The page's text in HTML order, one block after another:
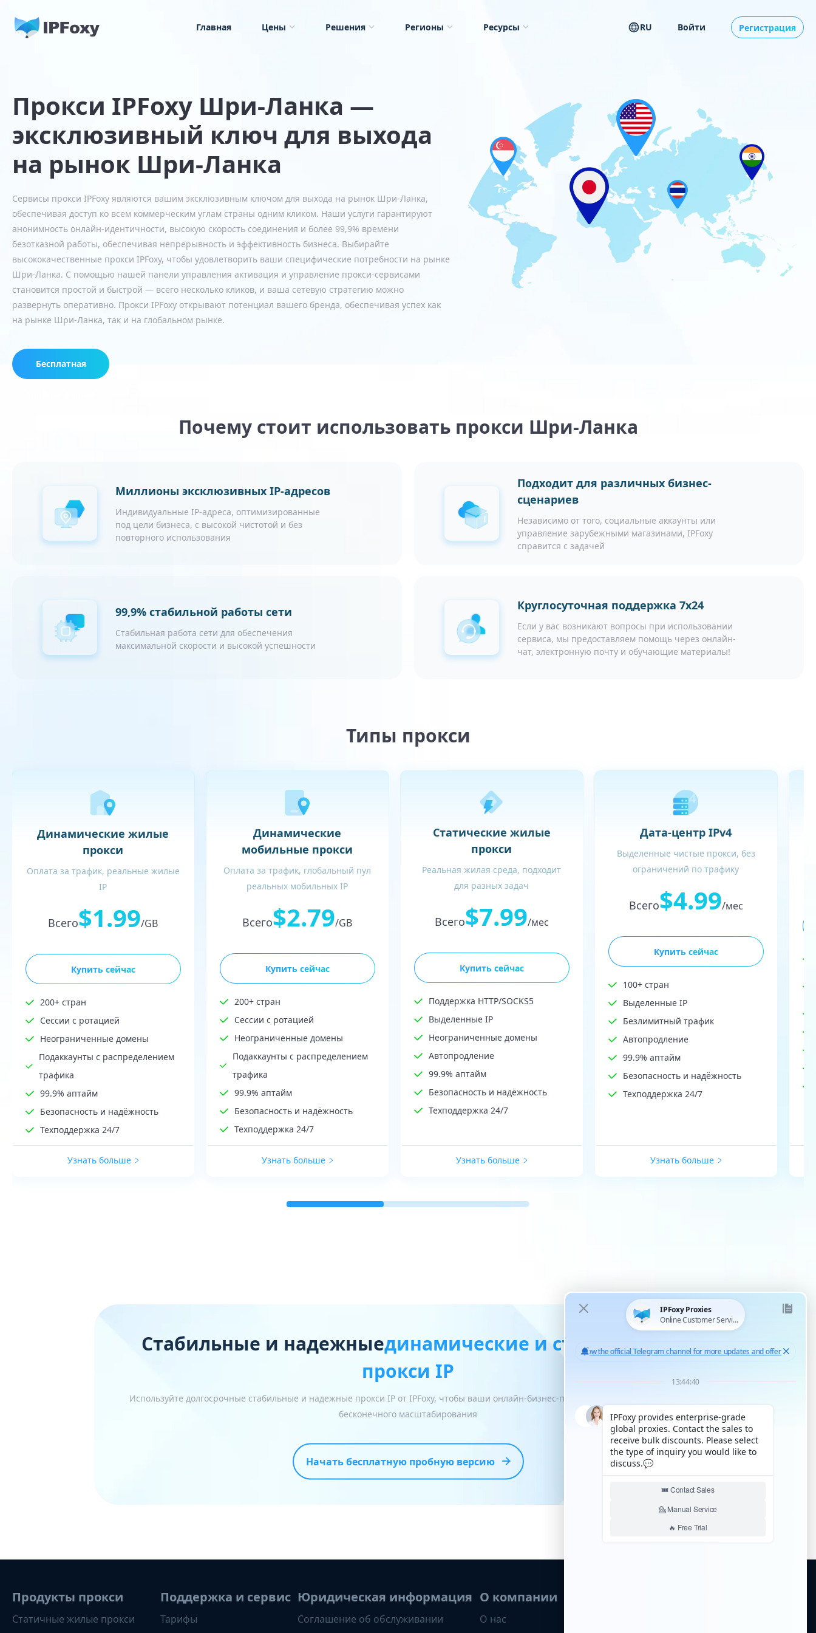
Главная Цены Решения Регионы Ресурсы RU Войти Регистрация
Прокси IPFoxy Шри-Ланка —
эксклюзивный ключ для выхода
на рынок Шри-Ланка
Сервисы прокси IPFoxy являются вашим эксклюзивным ключом для выхода на рынок Шри-Ланка,
обеспечивая доступ ко всем коммерческим углам страны одним кликом. Наши услуги гарантируют
анонимность онлайн-идентичности, высокую скорость соединения и более 99,9% времени
безотказной работы, обеспечивая непрерывность и эффективность бизнеса. Выбирайте
высококачественные прокси IPFoxy, чтобы удовлетворить ваши специфические потребности на рынке
Шри-Ланка. С помощью нашей панели управления активация и управление прокси-сервисами
становится простой и быстрой — всего несколько кликов, и ваша сетевую стратегию можно
развернуть оперативно. Прокси IPFoxy открывают потенциал вашего бренда, обеспечивая успех как
на рынке Шри-Ланка, так и на глобальном рынке.
Бесплатная
Почему стоит использовать прокси Шри-Ланка
Миллионы эксклюзивных IP-адресов
Индивидуальные IP-адреса, оптимизированные
под цели бизнеса, с высокой чистотой и без
повторного использования
Подходит для различных бизнес-
сценариев
Независимо от того, социальные аккаунты или
управление зарубежными магазинами, IPFoxy
справится с задачей
99,9% стабильной работы сети
Стабильная работа сети для обеспечения
максимальной скорости и высокой успешности
Круглосуточная поддержка 7x24
Если у вас возникают вопросы при использовании
сервиса, мы предоставляем помощь через онлайн-
чат, электронную почту и обучающие материалы!
Типы прокси
Динамические жилые
прокси
Оплата за трафик, реальные жилые
IP
Всего$1.99/GB
Купить сейчас
200+ стран
Сессии с ротацией
Неограниченные домены
Подаккаунты с распределением
трафика
99.9% аптайм
Безопасность и надёжность
Техподдержка 24/7
Узнать больше
Динамические
мобильные прокси
Оплата за трафик, глобальный пул
реальных мобильных IP
Всего$2.79/GB
Купить сейчас
200+ стран
Сессии с ротацией
Неограниченные домены
Подаккаунты с распределением
трафика
99.9% аптайм
Безопасность и надёжность
Техподдержка 24/7
Узнать больше
Статические жилые
прокси
Реальная жилая среда, подходит
для разных задач
Всего$7.99/мес
Купить сейчас
Поддержка HTTP/SOCKS5
Выделенные IP
Неограниченные домены
Автопродление
99.9% аптайм
Безопасность и надёжность
Техподдержка 24/7
Узнать больше
Дата-центр IPv4
Выделенные чистые прокси, без
ограничений по трафику
Всего$4.99/мес
Купить сейчас
100+ стран
Выделенные IP
Безлимитный трафик
Автопродление
99.9% аптайм
Безопасность и надёжность
Техподдержка 24/7
Узнать больше
Стабильные и надежныединамические и статические
прокси IP
Используйте долгосрочные стабильные и надежные прокси IP от IPFoxy, чтобы ваши онлайн-бизнес-процессы имели возможность
бесконечного масштабирования
Начать бесплатную пробную версию
Продукты прокси
Статичные жилые прокси
Поддержка и сервис
Тарифы
Юридическая информация
Соглашение об обслуживании
О компании
О нас